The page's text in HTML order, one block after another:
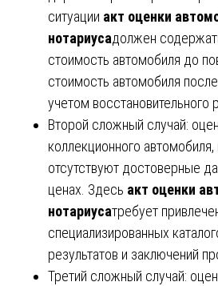
ситуации акт оценки
нотариусадолжен
стоимость автомобиля до
стоимость автомобиля
учетом восстановительного
Второй сложный случай:
коллекционного
отсутствуют достоверные
ценах. Здесь акт оценки
нотариусатребует
специализированных
результатов и заключений
Третий сложный случай: